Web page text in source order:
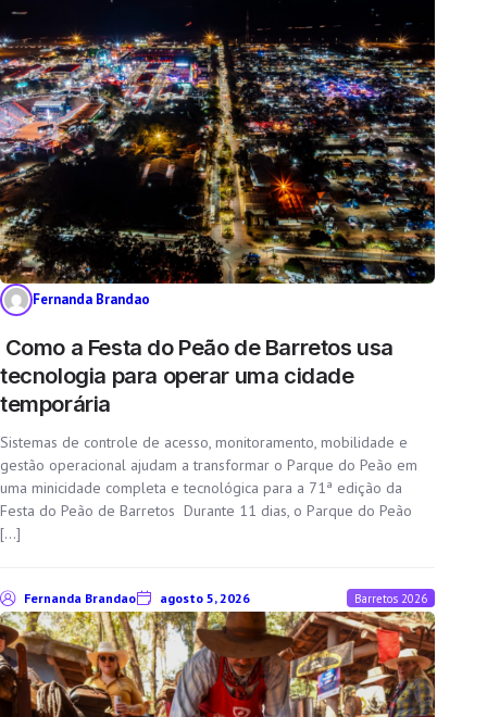
Fernanda Brandao
Como a Festa do Peão de Barretos usa
tecnologia para operar uma cidade
temporária
Sistemas de controle de acesso, monitoramento, mobilidade e
gestão operacional ajudam a transformar o Parque do Peão em
uma minicidade completa e tecnológica para a 71ª edição da
Festa do Peão de Barretos Durante 11 dias, o Parque do Peão
[…]
Fernanda Brandao agosto 5, 2026 Barretos 2026